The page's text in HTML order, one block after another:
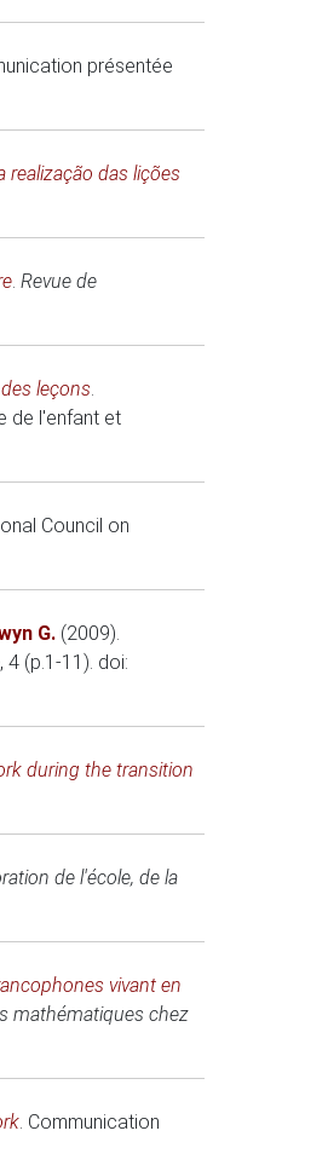
présentée
das lições
. Revue de
leçons.
de l'enfant et
Council on
G. (2009).
, 4 (p.1-11). doi:
during the transition
de l'école, de la
vivant en
mathématiques chez
. Communication